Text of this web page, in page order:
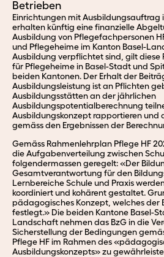
Betrieben
Einrichtungen mit Ausbildungsauftrag
erhalten künftig eine finanzielle
Ausbildung von Pflegefachpersonen
und Pflegeheime im Kanton Basel-
Ausbildung verpflichtet sind, gilt diese
für Pflegeheime in Basel-Stadt und
beiden Kantonen. Der Erhalt der
Ausbildungsleistung ist an Pflichten
Ausbildungsstätten an der jährlichen
Ausbildungspotentialberechnung
Ausbildungskonzept rapportieren und
gemäss den Ergebnissen der
Gemäss Rahmenlehrplan Pflege HF
die Aufgabenverteilung zwischen
folgendermassen geregelt: «Der
Gesamtverantwortung für den
Lernbereiche Schule und Praxis
koordiniert und kohärent gestaltet.
pädagogisches Konzept, welches der
festlegt.» Die beiden Kantone Basel-
Landschaft nehmen das BzG in die
Sicherstellung der Bedingungen
Pflege HF im Rahmen des
Ausbildungskonzepts» zu